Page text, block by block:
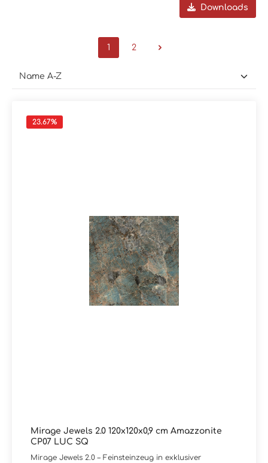
Downloads
1 2
23.67%
Mirage Jewels 2.0 120x120x0,9 cm Amazzonite
CP07 LUC SQ
Mirage Jewels 2.0 – Feinsteinzeug in exklusiver